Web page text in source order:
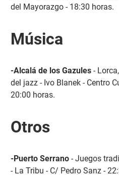
del Mayorazgo - 18:30 horas.
Música
-Alcalá de los Gazules-
del jazz - Ivo Blanek - Centro
20:00 horas.
Otros
-Puerto Serrano- Juegos
- La Tribu - C/ Pedro Sanz -